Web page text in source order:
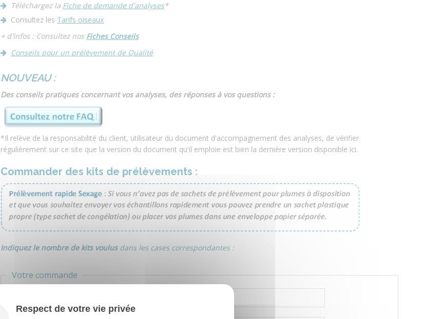
Téléchargez la Fiche de demande d'analyses*
Consultez les Tarifs oiseaux
+ d'infos : Consultez nos Fiches Conseils
Conseils pour un prélèvement de Qualité
NOUVEAU :
Des conseils pratiques concernant vos analyses, des réponses à vos questions :
*Il relève de la responsabilité du client, utilisateur du document d'accompagnement des analyses, de vérifier
régulièrement sur ce site que la version du document qu'il emploie est bien la dernière version disponible ici.
Commander des kits de prélèvements :
Indiquez le nombre de kits voulus dans les cases correspondantes :
Votre commande
Respect de votre vie privée